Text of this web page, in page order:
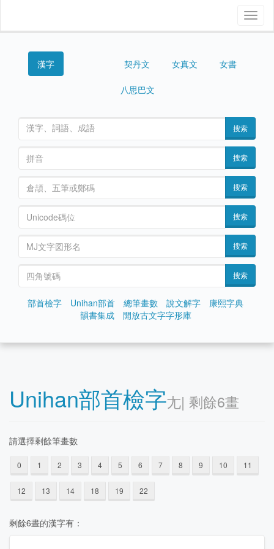
漢字 契丹文 女真文 女書
八思巴文
搜索
搜索
搜索
搜索
搜索
搜索
部首檢字 Unihan部首 總筆畫數 說文解字
康熙字典
韻書集成
開放古文字字形庫
Unihan部首檢字⼪| 剩餘6畫
請選擇剩餘筆畫數
0 1 2 3 4 5 6 7 8 9 10 11
12 13 14 18 19 22
剩餘6晝的漢字有：